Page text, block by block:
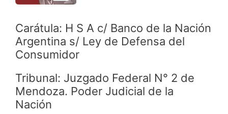
Carátula: H S A c/ Banco de la Nación
Argentina s/ Ley de Defensa del
Consumidor
Tribunal: Juzgado Federal N° 2 de
Mendoza. Poder Judicial de la
Nación